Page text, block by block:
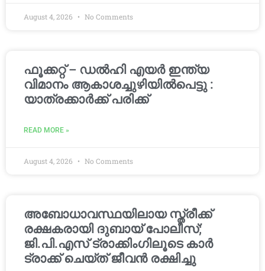
August 4, 2026 No Comments
ഫൂക്കറ്റ് – ഡൽഹി എയര്‍ ഇന്ത്യ
വിമാനം ആകാശച്ചുഴിയില്‍പെട്ടു :
യാത്രക്കാര്‍ക്ക് പരിക്ക്
READ MORE »
August 4, 2026 No Comments
അബോധാവസ്ഥയിലായ സ്ത്രീക്ക്
രക്ഷകരായി ദുബായ് പോലീസ്;
ജി.പി.എസ് ട്രാക്കിംഗിലൂടെ കാർ
ട്രാക്ക് ചെയ്ത് ജീവൻ രക്ഷിച്ചു